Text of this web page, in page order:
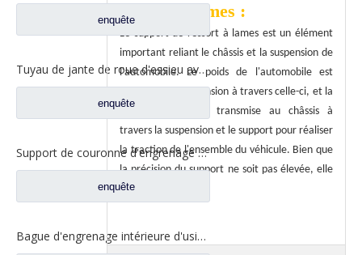
enquête
Tuyau de jante de roue d'essieu avant pour pièces d'essieu de camion Iveco 42115163
enquête
Support de couronne d'engrenage de support de moyeu pour pièces de rechange de camion Iveco 42115021
enquête
Bague d'engrenage intérieure d'usine de Chine pour pièces d'essieu de camion Iveco 42102438
ressort à lames :
Le support de ressort à lames est un élément
important reliant le châssis et la suspension de
l'automobile. Le poids de l'automobile est
transmis à la suspension à travers celle-ci, et la
force motrice est transmise au châssis à
travers la suspension et le support pour réaliser
la traction de l'ensemble du véhicule. Bien que
la précision du support ne soit pas élevée, elle
joue un grand rôle.